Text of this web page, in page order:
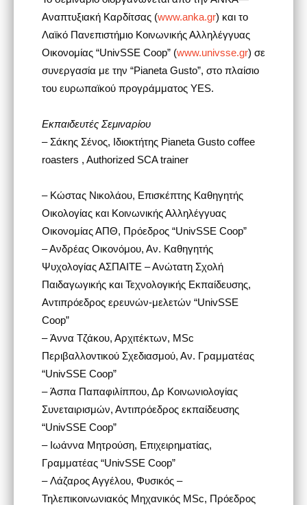
Αναπτυξιακή Καρδίτσας (www.anka.gr) και το
Λαϊκό Πανεπιστήμιο Κοινωνικής Αλληλέγγυας
Οικονομίας “UnivSSE Coop” (www.univsse.gr) σε
συνεργασία με την “Pianeta Gusto”, στο πλαίσιο
του ευρωπαϊκού προγράμματος YES.
Εκπαιδευτές Σεμιναρίου
– Σάκης Σένος, Ιδιοκτήτης Pianeta Gusto coffee
roasters , Authorized SCA trainer
– Κώστας Νικολάου, Επισκέπτης Καθηγητής
Οικολογίας και Κοινωνικής Αλληλέγγυας
Οικονομίας ΑΠΘ, Πρόεδρος “UnivSSE Coop”
– Ανδρέας Οικονόμου, Αν. Καθηγητής
Ψυχολογίας ΑΣΠΑΙΤΕ – Ανώτατη Σχολή
Παιδαγωγικής και Τεχνολογικής Εκπαίδευσης,
Αντιπρόεδρος ερευνών-μελετών “UnivSSE
Coop”
– Άννα Τζάκου, Αρχιτέκτων, MSc
Περιβαλλοντικού Σχεδιασμού, Αν. Γραμματέας
“UnivSSE Coop”
– Άσπα Παπαφιλίππου, Δρ Κοινωνιολογίας
Συνεταιρισμών, Αντιπρόεδρος εκπαίδευσης
“UnivSSE Coop”
– Ιωάννα Μητρούση, Επιχειρηματίας,
Γραμματέας “UnivSSE Coop”
– Λάζαρος Αγγέλου, Φυσικός –
Τηλεπικοινωνιακός Μηχανικός MSc, Πρόεδρος